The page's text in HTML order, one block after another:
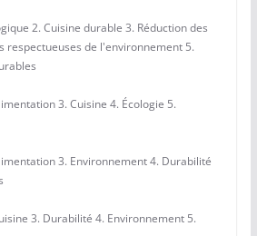
2. Cuisine durable 3. Réduction des
respectueuses de l'environnement 5.
3. Cuisine 4. Écologie 5.
3. Environnement 4. Durabilité
3. Durabilité 4. Environnement 5.